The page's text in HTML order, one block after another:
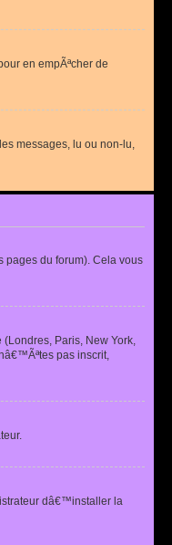
en empÃªcher de
messages, lu ou non-lu,
du forum). Cela vous
Paris, New York,
pas inscrit,
dâ€™installer la